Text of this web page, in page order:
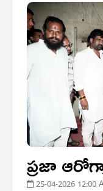
ప్రజా
25-04-2026 12:00